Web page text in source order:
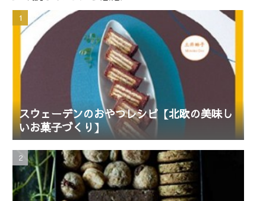
スウェーデンのおやつレシピ【北欧の美味し
いお菓子づくり】